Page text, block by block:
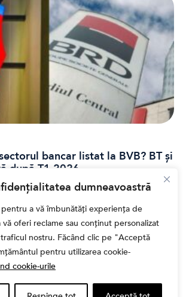
dumneavoastră
pentru a vă îmbunătăți experiența de
oferi reclame sau conținut personalizat
nostru. Făcând clic pe "Acceptă
pentru utilizarea cookie-
cookie-urile
bancar listat la BVB? BT și
după T1 2026